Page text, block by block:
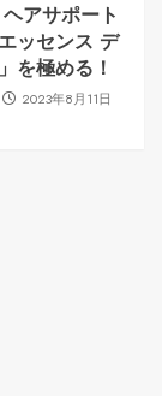
ヘアサポート
ッセンス デ
を極める！
2023年8月11日